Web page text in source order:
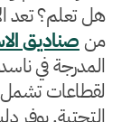
هل تعلم؟ تعد
من صناديق
المدرجة في
لقطاعات تشمل